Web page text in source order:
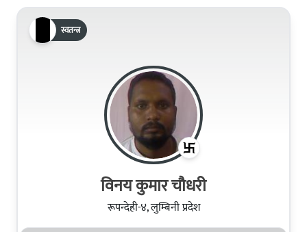
स्वतन्त्र
विनय कुमार चौधरी
रूपन्देही-४, लुम्बिनी प्रदेश